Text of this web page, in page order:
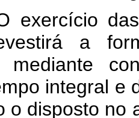
exercício
a
mediante
integral e
o disposto no